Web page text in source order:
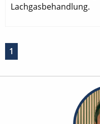
Lachgasbehandlung.
1